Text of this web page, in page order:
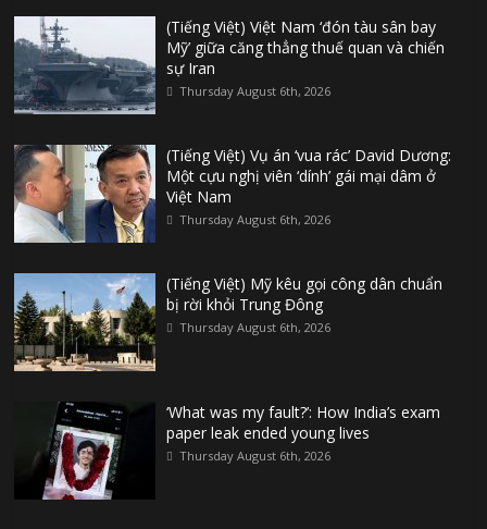
(Tiếng Việt) Việt Nam ‘đón tàu sân bay
Mỹ’ giữa căng thẳng thuế quan và chiến
sự Iran
Thursday August 6th, 2026
(Tiếng Việt) Vụ án ‘vua rác’ David Dương:
Một cựu nghị viên ‘dính’ gái mại dâm ở
Việt Nam
Thursday August 6th, 2026
(Tiếng Việt) Mỹ kêu gọi công dân chuẩn
bị rời khỏi Trung Đông
Thursday August 6th, 2026
‘What was my fault?’: How India’s exam
paper leak ended young lives
Thursday August 6th, 2026